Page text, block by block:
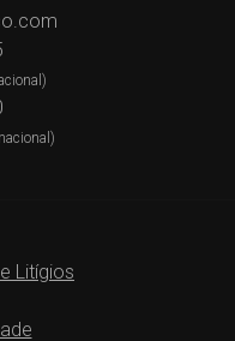
Litígios